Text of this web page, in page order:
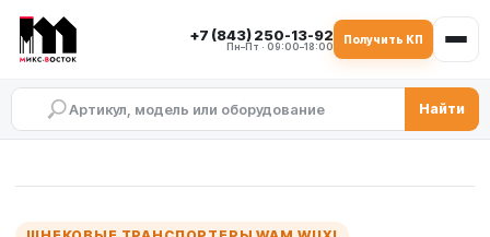
+7 (843) 250-13-92
Пн–Пт · 09:00–18:00
Получить КП
Найти